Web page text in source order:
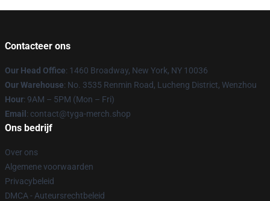
Contacteer ons
Our Head Office: 1460 Broadway, New York, NY 10036
Our Warehouse: No. 3535 Renmin Road, Lucheng District, Wenzhou
Hour: 9AM – 5PM (Mon – Fri)
Email : contact@tyga-merch.shop
Ons bedrijf
Over ons
Algemene voorwaarden
Privacybeleid
DMCA - Auteursrechtbeleid